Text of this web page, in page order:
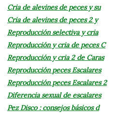
Cria de alevines de peces y su
Cria de alevines de peces 2 y
Reproducción selectiva y cria
Reproducción y cria de peces C
Reproducción y cria 2 de Caras
Reproducción peces Escalares
Reproducción peces Escalares 2
Diferencia sexual de escalares
Pez Disco : consejos básicos d